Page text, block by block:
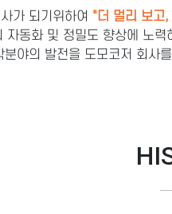
가 되기위하여 "더 멀리 보고
동화 및 정밀도 향상에 노
야의 발전을 도모코저 회사